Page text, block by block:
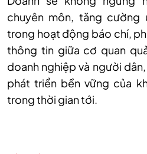
chuyên môn, tăng cường
trong hoạt động báo chí,
thông tin giữa cơ quan
doanh nghiệp và người
phát triển bền vững của
trong thời gian tới.